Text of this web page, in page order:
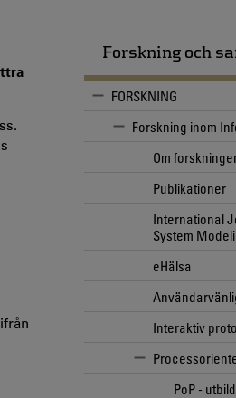
Forskning och
FORSKNING
Forskning inom
Om
Publikationer
International
System
eHälsa
Interaktiv
PoP -